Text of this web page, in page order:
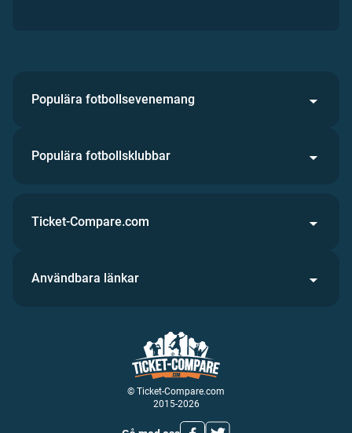
Populära fotbollsevenemang
Populära fotbollsklubbar
© Ticket-Compare.com
2015-2026
Ticket-Compare.com
Användbara länkar